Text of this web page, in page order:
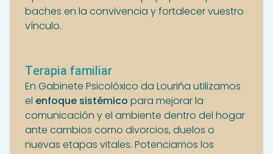
baches en la convivencia y fortalecer vuestro
vínculo.
Terapia familiar
En Gabinete Psicolóxico da Louriña utilizamos
el enfoque sistémico para mejorar la
comunicación y el ambiente dentro del hogar
ante cambios como divorcios, duelos o
nuevas etapas vitales. Potenciamos los